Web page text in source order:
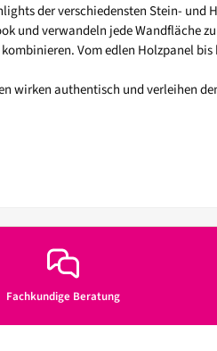
der verschiedensten Stein-
und verwandeln jede Wandfläche
Vom edlen Holzpanel
wirken authentisch und verleihen
Fachkundige Beratung